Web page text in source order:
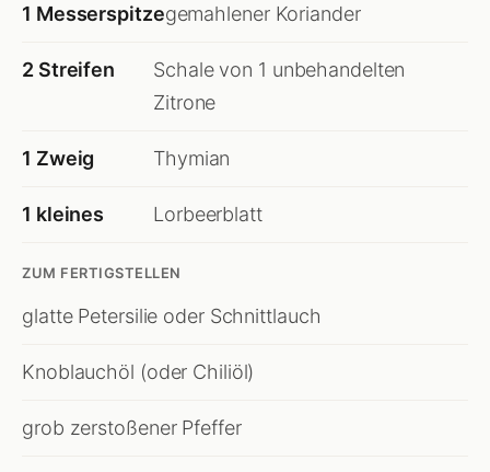
1 Messerspitzegemahlener Koriander
2 Streifen
Schale von 1 unbehandelten
Zitrone
1 Zweig Thymian
1 kleines Lorbeerblatt
ZUM FERTIGSTELLEN
glatte Petersilie oder Schnittlauch
Knoblauchöl (oder Chiliöl)
grob zerstoßener Pfeffer